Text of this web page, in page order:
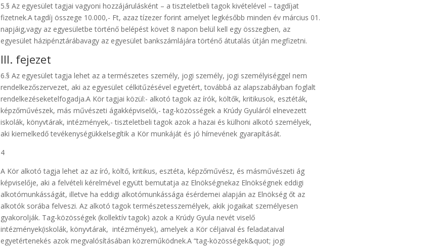
5.§ Az egyesület tagjai vagyoni hozzájárulásként – a tiszteletbeli tagok kivételével – tagdíjat
fizetnek.A tagdíj összege 10.000,- Ft, azaz tízezer forint amelyet legkésőbb minden év március 01.
napjáig,vagy az egyesületbe történő belépést követ 8 napon belül kell egy összegben, az
egyesület házipénztárábavagy az egyesület bankszámlájára történő átutalás útján megfizetni.
III. fejezet
6.§ Az egyesület tagja lehet az a természetes személy, jogi személy, jogi személyiséggel nem
rendelkezőszervezet, aki az egyesület célkitűzésével egyetért, továbbá az alapszabályban foglalt
rendelkezéseketelfogadja.A Kör tagjai közül:- alkotó tagok az írók, költők, kritikusok, esztéták,
képzőművészek, más művészeti ágakképviselői,- tag-közösségek a Krúdy Gyuláról elnevezett
iskolák, könyvtárak, intézmények,- tiszteletbeli tagok azok a hazai és külhoni alkotó személyek,
aki kiemelkedő tevékenységükkelsegítik a Kör munkáját és jó hírnevének gyarapítását.
4
A Kör alkotó tagja lehet az az író, költő, kritikus, esztéta, képzőművész, és másművészeti ág
képviselője, aki a felvételi kérelmével együtt bemutatja az Elnökségnekaz Elnökségnek eddigi
alkotómunkásságát, illetve ha eddigi alkotómunkássága ésérdemei alapján az Elnökség őt az
alkotók sorába felveszi. Az alkotó tagok természetesszemélyek, akik jogaikat személyesen
gyakorolják. Tag-közösségek (kollektív tagok) azok a Krúdy Gyula nevét viselő
intézmények(iskolák, könyvtárak, intézmények), amelyek a Kör céljaival és feladataival
egyetértenekés azok megvalósításában közreműködnek.A “tag-közösségek&quot; jogi